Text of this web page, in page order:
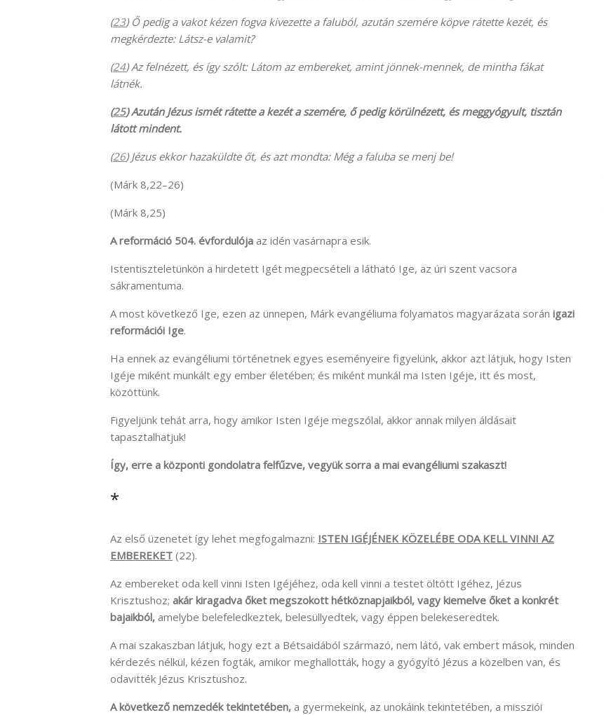
csökkentéséhez
billentyűket
használni.
(23) Ő pedig a vakot kézen fogva kivezette a faluból, azután szemére köpve rátette kezét, és
megkérdezte: Látsz-e valamit?
(24) Az felnézett, és így szólt: Látom az embereket, amint jönnek-mennek, de mintha fákat
látnék.
(25) Azután Jézus ismét rátette a kezét a szemére, ő pedig körülnézett, és meggyógyult, tisztán
látott mindent.
(26) Jézus ekkor hazaküldte őt, és azt mondta: Még a faluba se menj be!
(Márk 8,22–26)
(Márk 8,25)
A reformáció 504. évfordulója az idén vasárnapra esik.
Istentiszteletünkön a hirdetett Igét megpecsételi a látható Ige, az úri szent vacsora
sákramentuma.
A most következő Ige, ezen az ünnepen, Márk evangéliuma folyamatos magyarázata során igazi
reformációi Ige.
Ha ennek az evangéliumi történetnek egyes eseményeire figyelünk, akkor azt látjuk, hogy Isten
Igéje miként munkált egy ember életében; és miként munkál ma Isten Igéje, itt és most,
közöttünk.
Figyeljünk tehát arra, hogy amikor Isten Igéje megszólal, akkor annak milyen áldásait
tapasztalhatjuk!
Így, erre a központi gondolatra felfűzve, vegyük sorra a mai evangéliumi szakaszt!
*
Az első üzenetet így lehet megfogalmazni: ISTEN IGÉJÉNEK KÖZELÉBE ODA KELL VINNI AZ
EMBEREKET (22).
Az embereket oda kell vinni Isten Igéjéhez, oda kell vinni a testet öltött Igéhez, Jézus
Krisztushoz; akár kiragadva őket megszokott hétköznapjaikból, vagy kiemelve őket a konkrét
bajaikból, amelybe belefeledkeztek, belesüllyedtek, vagy éppen belekeseredtek.
A mai szakaszban látjuk, hogy ezt a Bétsaidából származó, nem látó, vak embert mások, minden
kérdezés nélkül, kézen fogták, amikor meghallották, hogy a gyógyító Jézus a közelben van, és
odavitték Jézus Krisztushoz.
A következő nemzedék tekintetében, a gyermekeink, az unokáink tekintetében, a missziói